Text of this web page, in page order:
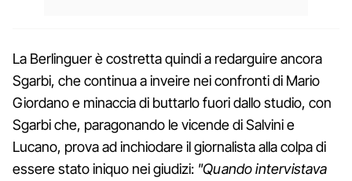
La Berlinguer è costretta quindi a redarguire ancora
Sgarbi, che continua a inveire nei confronti di Mario
Giordano e minaccia di buttarlo fuori dallo studio, con
Sgarbi che, paragonando le vicende di Salvini e
Lucano, prova ad inchiodare il giornalista alla colpa di
essere stato iniquo nei giudizi: "Quando intervistava